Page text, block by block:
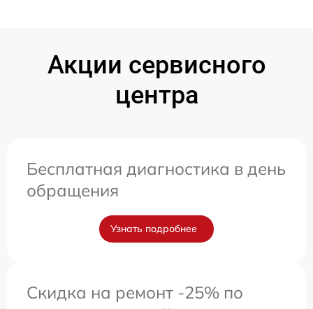
Акции сервисного
центра
Бесплатная диагностика в день
обращения
Узнать подробнее
Скидка на ремонт -25% по